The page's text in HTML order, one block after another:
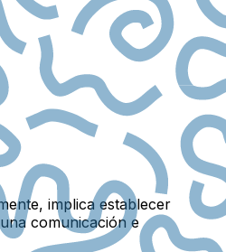
implica establecer
comunicación e